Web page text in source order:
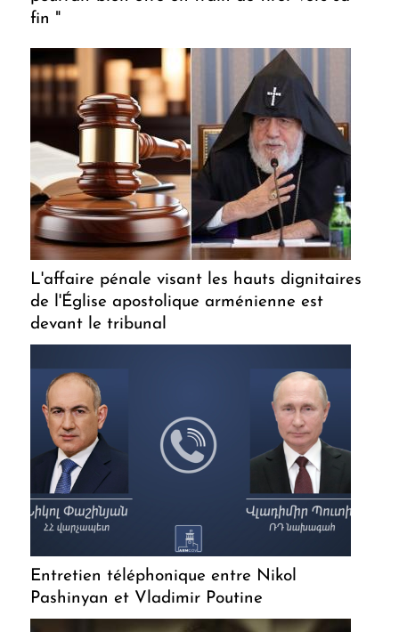
fin "
L'affaire pénale visant les hauts dignitaires
de l'Église apostolique arménienne est
devant le tribunal
Entretien téléphonique entre Nikol
Pashinyan et Vladimir Poutine